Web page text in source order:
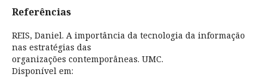
Referências
REIS, Daniel. A importância da tecnologia da informação
nas estratégias das
organizações contemporâneas. UMC.
Disponível em: